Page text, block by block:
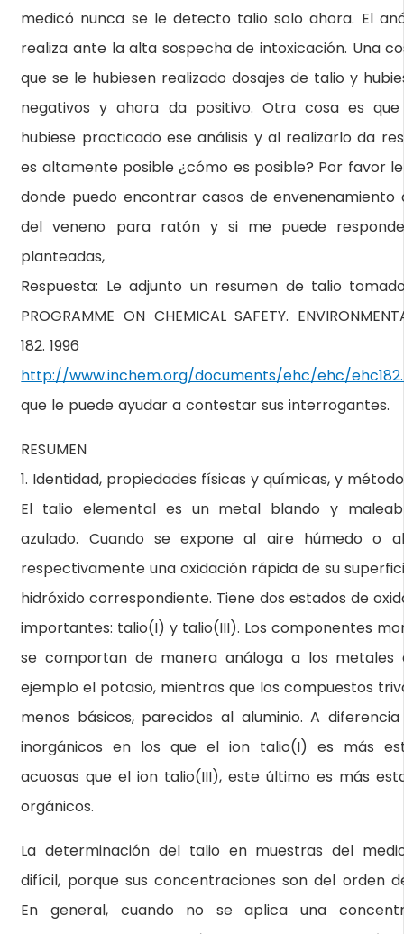
medicó nunca se le detecto talio solo ahora. El
realiza ante la alta sospecha de intoxicación. Una
que se le hubiesen realizado dosajes de talio y
negativos y ahora da positivo. Otra cosa es
hubiese practicado ese análisis y al realizarlo da
es altamente posible ¿cómo es posible? Por favor
donde puedo encontrar casos de envenenamiento
del veneno para ratón y si me puede
planteadas,
Respuesta: Le adjunto un resumen de talio tomado
PROGRAMME ON CHEMICAL SAFETY.
182. 1996
http://www.inchem.org/documents/ehc/ehc/
que le puede ayudar a contestar sus interrogantes.
RESUMEN
1. Identidad, propiedades físicas y químicas, y
El talio elemental es un metal blando y
azulado. Cuando se expone al aire húmedo o
respectivamente una oxidación rápida de su
hidróxido correspondiente. Tiene dos estados de
importantes: talio(I) y talio(III). Los componentes
se comportan de manera análoga a los metales
ejemplo el potasio, mientras que los compuestos
menos básicos, parecidos al aluminio. A
inorgánicos en los que el ion talio(I) es más
acuosas que el ion talio(III), este último es más
orgánicos.
La determinación del talio en muestras del
difícil, porque sus concentraciones son del orden
En general, cuando no se aplica una